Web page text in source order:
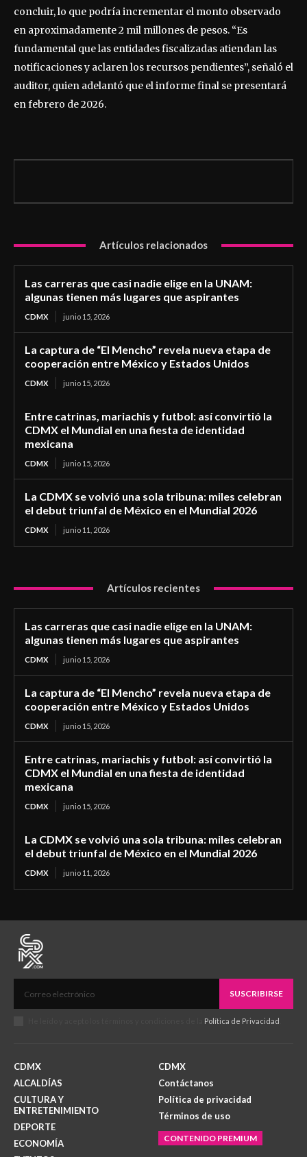
concluir, lo que podría incrementar el monto observado
en aproximadamente 2 mil millones de pesos. “Es
fundamental que las entidades fiscalizadas atiendan las
notificaciones y aclaren los recursos pendientes”, señaló el
auditor, quien adelantó que el informe final se presentará
en febrero de 2026.
Artículos relacionados
Las carreras que casi nadie elige en la UNAM:
algunas tienen más lugares que aspirantes
CDMX junio 15, 2026
La captura de “El Mencho” revela nueva etapa de
cooperación entre México y Estados Unidos
CDMX junio 15, 2026
Entre catrinas, mariachis y futbol: así convirtió la
CDMX el Mundial en una fiesta de identidad
mexicana
CDMX junio 15, 2026
La CDMX se volvió una sola tribuna: miles celebran
el debut triunfal de México en el Mundial 2026
CDMX junio 11, 2026
Artículos recientes
Las carreras que casi nadie elige en la UNAM:
algunas tienen más lugares que aspirantes
CDMX junio 15, 2026
La captura de “El Mencho” revela nueva etapa de
cooperación entre México y Estados Unidos
CDMX junio 15, 2026
Entre catrinas, mariachis y futbol: así convirtió la
CDMX el Mundial en una fiesta de identidad
mexicana
CDMX junio 15, 2026
La CDMX se volvió una sola tribuna: miles celebran
el debut triunfal de México en el Mundial 2026
CDMX junio 11, 2026
SUSCRIBIRSE
Política de Privacidad
CDMX
ALCALDÍAS
CULTURA Y
ENTRETENIMIENTO
DEPORTE
ECONOMÍA
CDMX
Contáctanos
Política de privacidad
Términos de uso
CONTENIDO PREMIUM